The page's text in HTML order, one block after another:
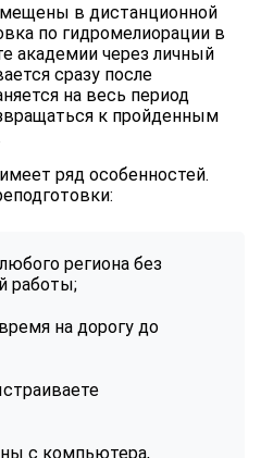
в дистанционной
по гидромелиорации в
академии через личный
сразу после
на весь период
к пройденным
ряд особенностей.
региона без
работы;
на дорогу до
с компьютера,